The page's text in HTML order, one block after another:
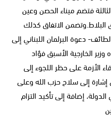
فتضم ميناء الحصن وعين
البلاط.وتضمن الاتفاق كذلك
دعوة البرلمان اللبناني إلى
الخارجية الأسبق فؤاد
الأزمة على حظر اللجوء إلى
إلى سلاح حزب الله وعلى
إضافة إلى تأكيد التزام